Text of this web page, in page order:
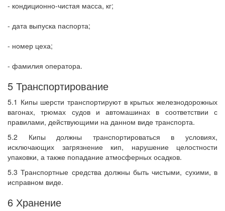
- кондиционно-чистая масса, кг;
- дата выпуска паспорта;
- номер цеха;
- фамилия оператора.
5 Транспортирование
5.1 Кипы шерсти транспортируют в крытых железнодорожных
вагонах, трюмах судов и автомашинах в соответствии с
правилами, действующими на данном виде транспорта.
5.2 Кипы должны транспортироваться в условиях,
исключающих загрязнение кип, нарушение целостности
упаковки, а также попадание атмосферных осадков.
5.3 Транспортные средства должны быть чистыми, сухими, в
исправном виде.
6 Хранение